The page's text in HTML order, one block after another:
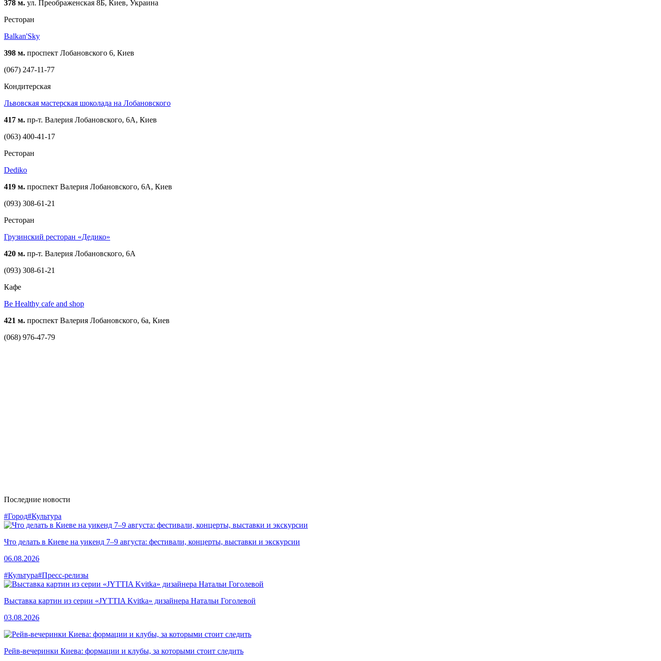
378 м. ул. Преображенская 8Б, Киев, Украина
Ресторан
Balkan'Sky
398 м. проспект Лобановского 6, Киев
(067) 247-11-77
Кондитерская
Львовская мастерская шоколада на Лобановского
417 м. пр-т. Валерия Лобановского, 6А, Киев
(063) 400-41-17
Ресторан
Dediko
419 м. проспект Валерия Лобановского, 6А, Киев
(093) 308-61-21
Ресторан
Грузинский ресторан «Дедико»
420 м. пр-т. Валерия Лобановского, 6А
(093) 308-61-21
Кафе
Be Healthy cafe and shop
421 м. проспект Валерия Лобановского, 6а, Киев
(068) 976-47-79
Последние новости
#Город#Культура
Что делать в Киеве на уикенд 7–9 августа: фестивали, концерты, выставки и экскурсии
06.08.2026
#Культура#Пресс-релизы
Выставка картин из серии «JYTTIA Kvitka» дизайнера Натальи Гоголевой
03.08.2026
Рейв-вечеринки Киева: формации и клубы, за которыми стоит следить